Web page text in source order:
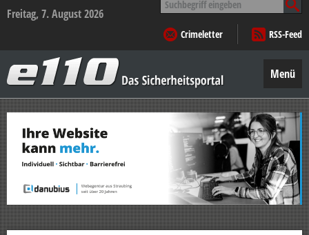
Freitag, 7. August 2026
nach:
Crimeletter
RSS-Feed
–
Das
Sicherheitsportal
Menü
Zum
Inhalt
springen